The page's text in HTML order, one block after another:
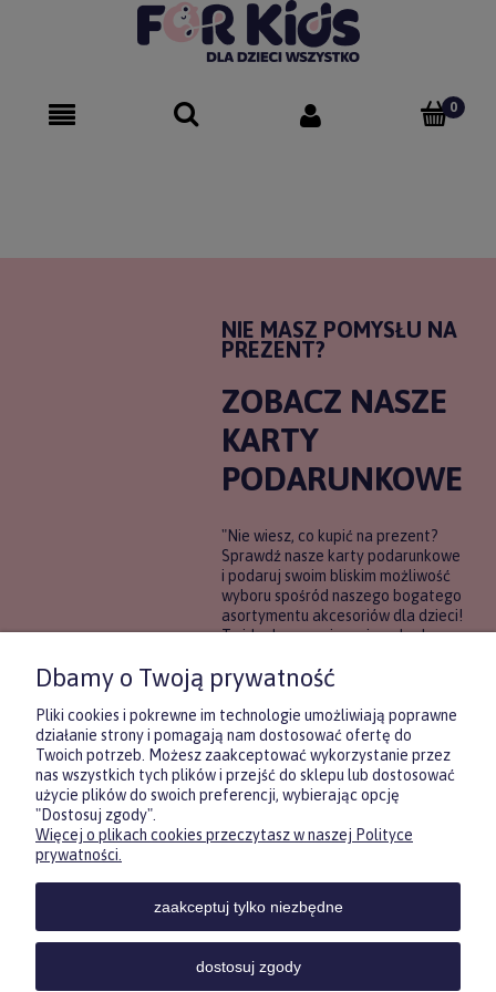
NIE MASZ POMYSŁU NA
PREZENT?
ZOBACZ NASZE
KARTY
PODARUNKOWE
"Nie wiesz, co kupić na prezent?
Sprawdź nasze karty podarunkowe
i podaruj swoim bliskim możliwość
wyboru spośród naszego bogatego
asortymentu akcesoriów dla dzieci!
To idealne rozwiązanie, gdy chcesz
pewności, co będzie najbardziej
trafione.
DOWIEDZ SIĘ WIĘCEJ
KONTAKTPOMOC MOJE
Dbamy o Twoją prywatność
Pliki cookies i pokrewne im technologie umożliwiają poprawne
działanie strony i pomagają nam dostosować ofertę do
Twoich potrzeb. Możesz zaakceptować wykorzystanie przez
nas wszystkich tych plików i przejść do sklepu lub dostosować
użycie plików do swoich preferencji, wybierając opcję
"Dostosuj zgody".
Więcej o plikach cookies przeczytasz w naszej Polityce
prywatności.
zaakceptuj tylko niezbędne
dostosuj zgody
Zasubskrybuj nasz newsletter
i otrzymaj5% rabatu na pierwszyzakup.